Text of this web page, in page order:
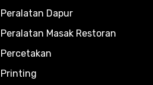
Peralatan Dapur
Peralatan Masak Restoran
Percetakan
Printing